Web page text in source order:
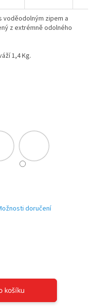
doručení
košíku
voděodolným zipem a
z extrémně odolného
1,4 Kg.